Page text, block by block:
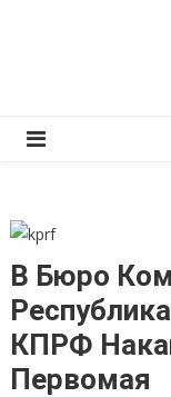
В Бюро
КПРФ
Первомая